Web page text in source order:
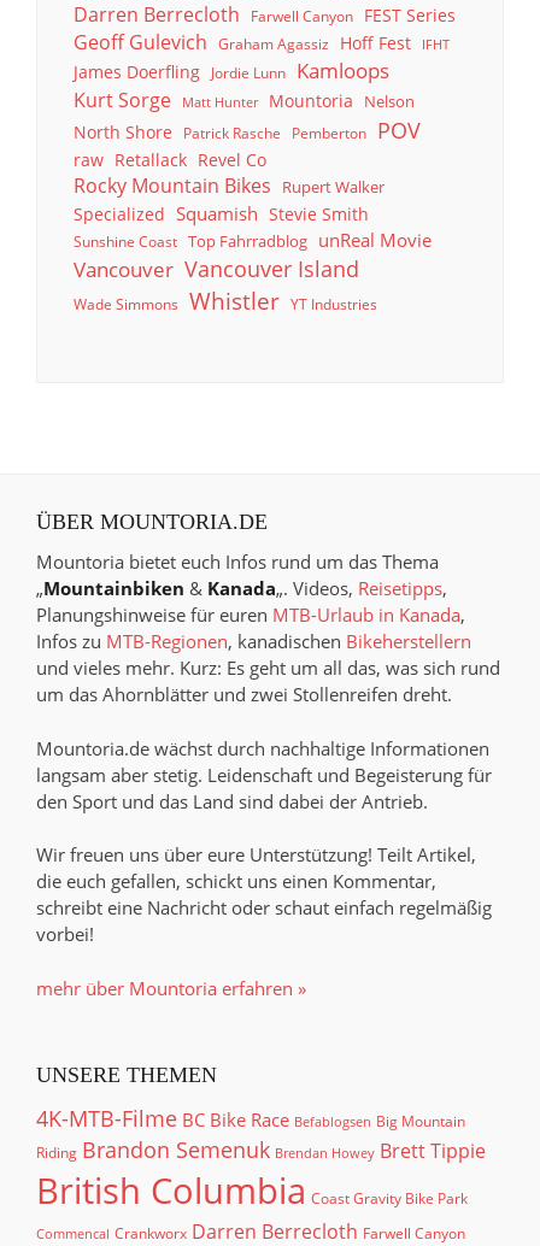
Darren Berrecloth Farwell Canyon FEST Series
Geoff Gulevich Graham Agassiz Hoff Fest IFHT
James Doerfling Jordie Lunn Kamloops
Kurt Sorge Matt Hunter Mountoria Nelson
North Shore Patrick Rasche Pemberton POV
raw Retallack Revel Co
Rocky Mountain Bikes
Rupert Walker
Specialized
Squamish Stevie Smith
Sunshine Coast Top Fahrradblog unReal Movie
Vancouver Vancouver Island
Wade Simmons Whistler YT Industries
ÜBER MOUNTORIA.DE
Mountoria bietet euch Infos rund um das Thema
„Mountainbiken & Kanada„. Videos, Reisetipps,
Planungshinweise für euren MTB-Urlaub in Kanada,
Infos zu MTB-Regionen, kanadischen Bikeherstellern
und vieles mehr. Kurz: Es geht um all das, was sich rund
um das Ahornblätter und zwei Stollenreifen dreht.
Mountoria.de wächst durch nachhaltige Informationen
langsam aber stetig. Leidenschaft und Begeisterung für
den Sport und das Land sind dabei der Antrieb.
Wir freuen uns über eure Unterstützung! Teilt Artikel,
die euch gefallen, schickt uns einen Kommentar,
schreibt eine Nachricht oder schaut einfach regelmäßig
vorbei!
mehr über Mountoria erfahren »
UNSERE THEMEN
4K-MTB-Filme BC Bike Race Befablogsen Big Mountain
Riding Brandon Semenuk Brendan Howey Brett Tippie
British Columbia Coast Gravity Bike Park
Commencal Crankworx Darren Berrecloth Farwell Canyon